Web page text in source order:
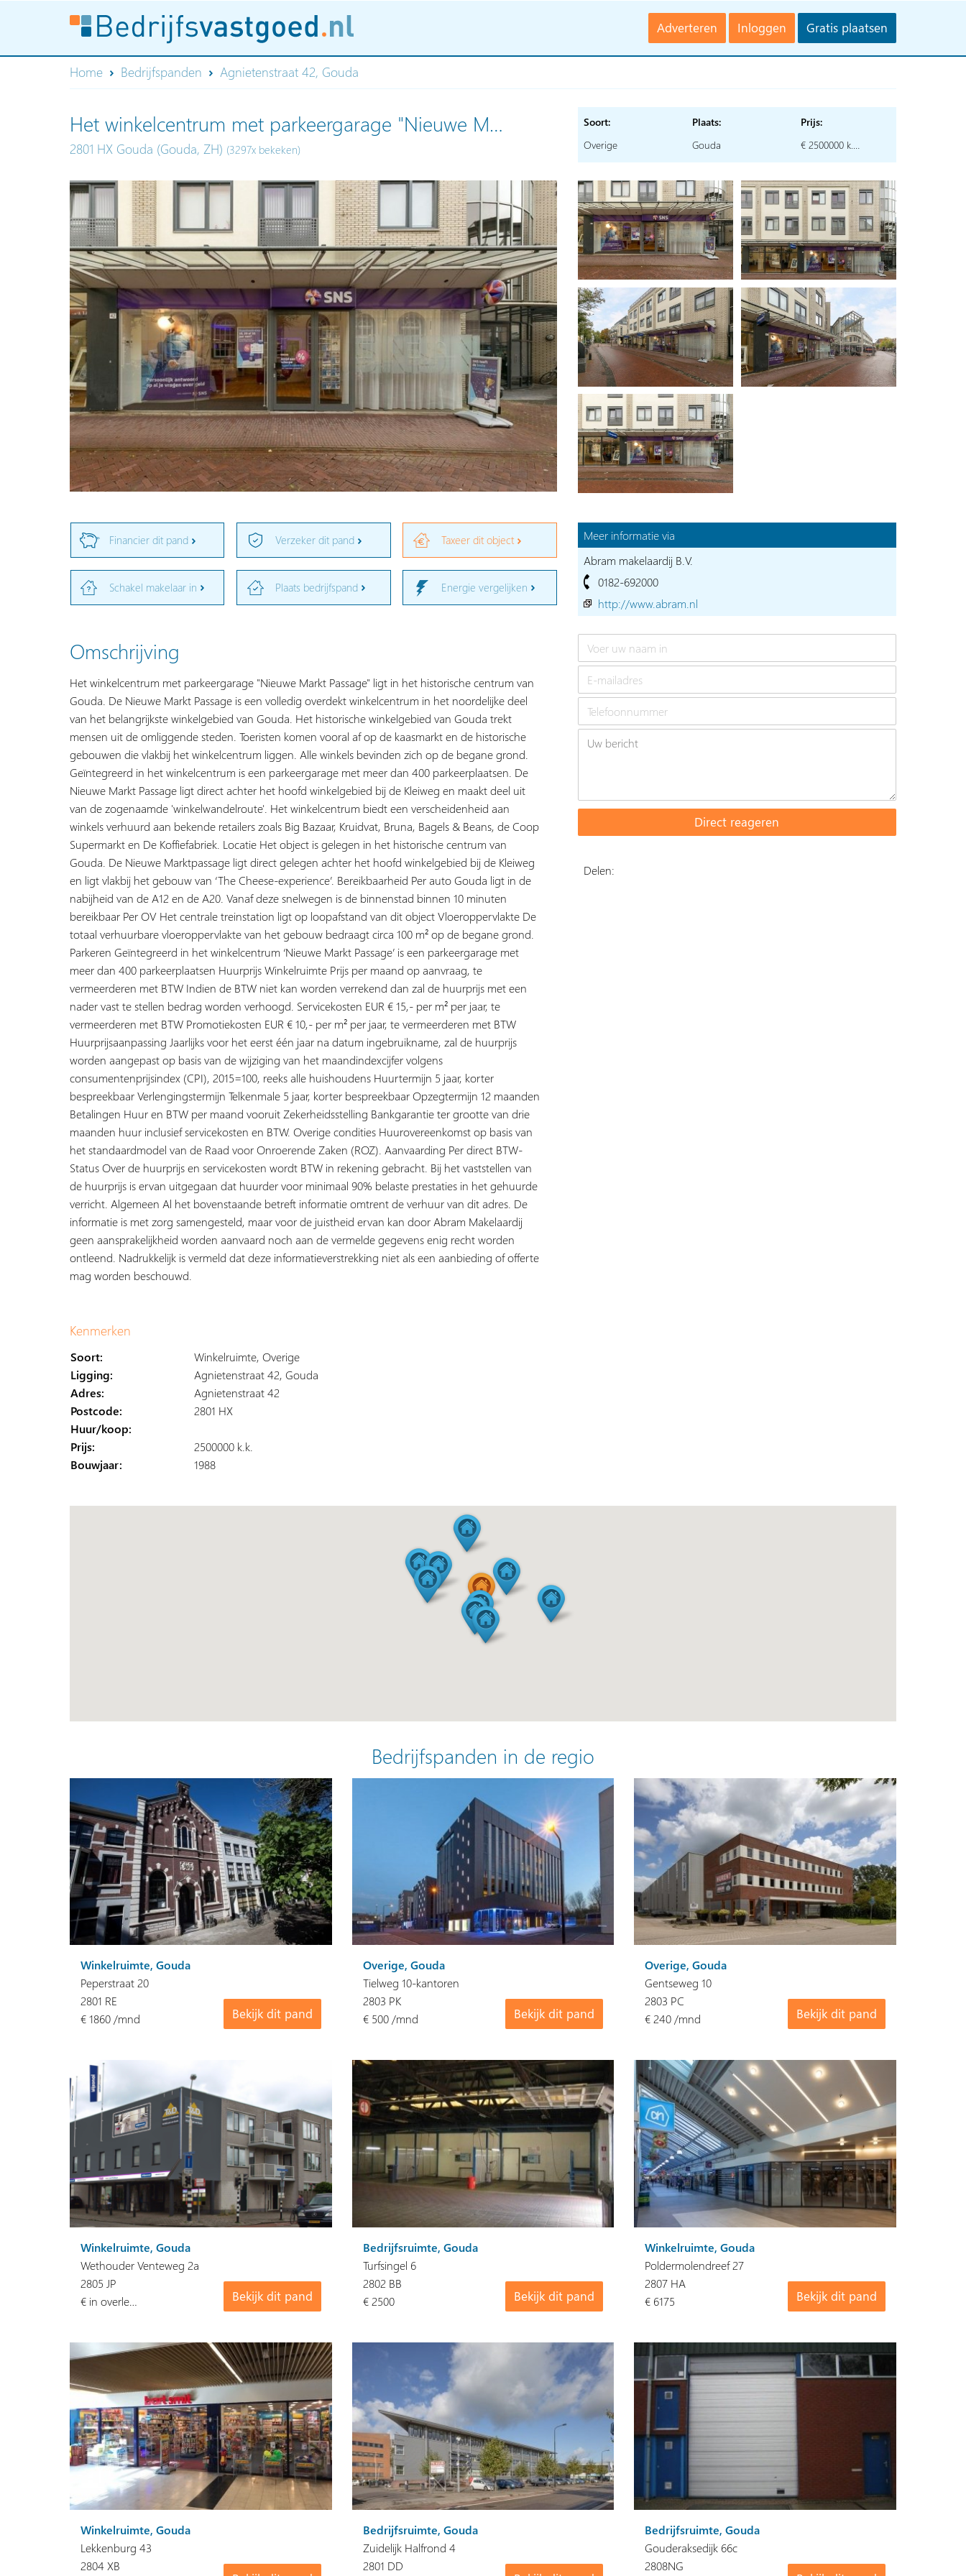
Adverteren Inloggen Gratis plaatsen
Home Bedrijfspanden Agnietenstraat 42, Gouda
Het winkelcentrum met parkeergarage "Nieuwe M…
2801 HX Gouda (Gouda, ZH) (3297x bekeken)
Financier dit pand Verzeker dit pand Taxeer dit object
Schakel makelaar in Plaats bedrijfspand Energie vergelijken
Omschrijving
Het winkelcentrum met parkeergarage "Nieuwe Markt Passage" ligt in het historische centrum van
Gouda. De Nieuwe Markt Passage is een volledig overdekt winkelcentrum in het noordelijke deel
van het belangrijkste winkelgebied van Gouda. Het historische winkelgebied van Gouda trekt
mensen uit de omliggende steden. Toeristen komen vooral af op de kaasmarkt en de historische
gebouwen die vlakbij het winkelcentrum liggen. Alle winkels bevinden zich op de begane grond.
Geïntegreerd in het winkelcentrum is een parkeergarage met meer dan 400 parkeerplaatsen. De
Nieuwe Markt Passage ligt direct achter het hoofd winkelgebied bij de Kleiweg en maakt deel uit
van de zogenaamde 'winkelwandelroute'. Het winkelcentrum biedt een verscheidenheid aan
winkels verhuurd aan bekende retailers zoals Big Bazaar, Kruidvat, Bruna, Bagels & Beans, de Coop
Supermarkt en De Koffiefabriek. Locatie Het object is gelegen in het historische centrum van
Gouda. De Nieuwe Marktpassage ligt direct gelegen achter het hoofd winkelgebied bij de Kleiweg
en ligt vlakbij het gebouw van ‘The Cheese-experience’. Bereikbaarheid Per auto Gouda ligt in de
nabijheid van de A12 en de A20. Vanaf deze snelwegen is de binnenstad binnen 10 minuten
bereikbaar Per OV Het centrale treinstation ligt op loopafstand van dit object Vloeroppervlakte De
totaal verhuurbare vloeroppervlakte van het gebouw bedraagt circa 100 m² op de begane grond.
Parkeren Geïntegreerd in het winkelcentrum ‘Nieuwe Markt Passage’ is een parkeergarage met
meer dan 400 parkeerplaatsen Huurprijs Winkelruimte Prijs per maand op aanvraag, te
vermeerderen met BTW Indien de BTW niet kan worden verrekend dan zal de huurprijs met een
nader vast te stellen bedrag worden verhoogd. Servicekosten EUR € 15,- per m² per jaar, te
vermeerderen met BTW Promotiekosten EUR € 10,- per m² per jaar, te vermeerderen met BTW
Huurprijsaanpassing Jaarlijks voor het eerst één jaar na datum ingebruikname, zal de huurprijs
worden aangepast op basis van de wijziging van het maandindexcijfer volgens
consumentenprijsindex (CPI), 2015=100, reeks alle huishoudens Huurtermijn 5 jaar, korter
bespreekbaar Verlengingstermijn Telkenmale 5 jaar, korter bespreekbaar Opzegtermijn 12 maanden
Betalingen Huur en BTW per maand vooruit Zekerheidsstelling Bankgarantie ter grootte van drie
maanden huur inclusief servicekosten en BTW. Overige condities Huurovereenkomst op basis van
het standaardmodel van de Raad voor Onroerende Zaken (ROZ). Aanvaarding Per direct BTW-
Status Over de huurprijs en servicekosten wordt BTW in rekening gebracht. Bij het vaststellen van
de huurprijs is ervan uitgegaan dat huurder voor minimaal 90% belaste prestaties in het gehuurde
verricht. Algemeen Al het bovenstaande betreft informatie omtrent de verhuur van dit adres. De
informatie is met zorg samengesteld, maar voor de juistheid ervan kan door Abram Makelaardij
geen aansprakelijkheid worden aanvaard noch aan de vermelde gegevens enig recht worden
ontleend. Nadrukkelijk is vermeld dat deze informatieverstrekking niet als een aanbieding of offerte
mag worden beschouwd.
Kenmerken
Soort:
Winkelruimte, Overige
Ligging:
Agnietenstraat 42, Gouda
Adres:
Agnietenstraat 42
Postcode:
2801 HX
Huur/koop:
Prijs:
2500000 k.k.
Bouwjaar:
1988
Soort:
Overige
Plaats:
Gouda
Prijs:
€ 2500000 k.…
Meer informatie via
Abram makelaardij B.V.
0182-692000
http://www.abram.nl
Delen:
Bedrijfspanden in de regio
Winkelruimte, Gouda
Peperstraat 20
Bekijk dit pand
2801 RE
€ 1860 /mnd
Overige, Gouda
Tielweg 10-kantoren
Bekijk dit pand
2803 PK
€ 500 /mnd
Overige, Gouda
Gentseweg 10
Bekijk dit pand
2803 PC
€ 240 /mnd
Winkelruimte, Gouda
Wethouder Venteweg 2a
Bekijk dit pand
2805 JP
€ in overle…
Bedrijfsruimte, Gouda
Turfsingel 6
Bekijk dit pand
2802 BB
€ 2500
Winkelruimte, Gouda
Poldermolendreef 27
Bekijk dit pand
2807 HA
€ 6175
Winkelruimte, Gouda
Lekkenburg 43
2804 XB
Bedrijfsruimte, Gouda
Zuidelijk Halfrond 4
2801 DD
Bedrijfsruimte, Gouda
Gouderaksedijk 66c
2808NG